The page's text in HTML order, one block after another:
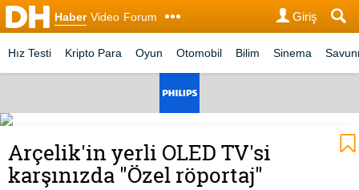
Haber Video Forum Giriş
Hız Testi Kripto Para Oyun Otomobil Bilim Sinema
Arçelik'in yerli OLED TV'si
karşınızda "Özel röportaj"